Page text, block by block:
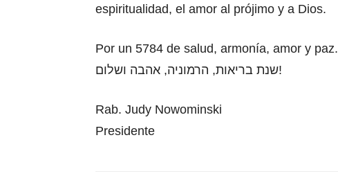
espiritualidad, el amor al prójimo y a Dios.
Por un 5784 de salud, armonía, amor y paz.
שנת בריאות, הרמוניה, אהבה ושלום!
Rab. Judy Nowominski
Presidente